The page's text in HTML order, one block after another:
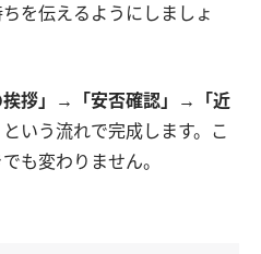
を伝えるようにしましょ
挨拶」→「安否確認」→「近
という流れで完成します。こ
も変わりません。